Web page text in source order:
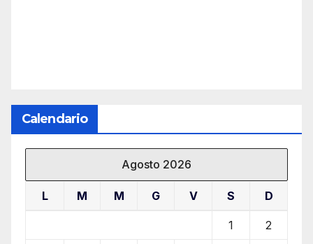
Calendario
Agosto 2026
L M M G V S D
1 2